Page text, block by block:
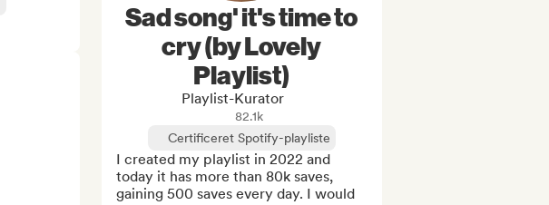
Sad song' it's time to
cry (by Lovely
Playlist)
Playlist-Kurator
82.1k
Certificeret Spotify-playliste
I created my playlist in 2022 and
today it has more than 80k saves,
gaining 500 saves every day. I would